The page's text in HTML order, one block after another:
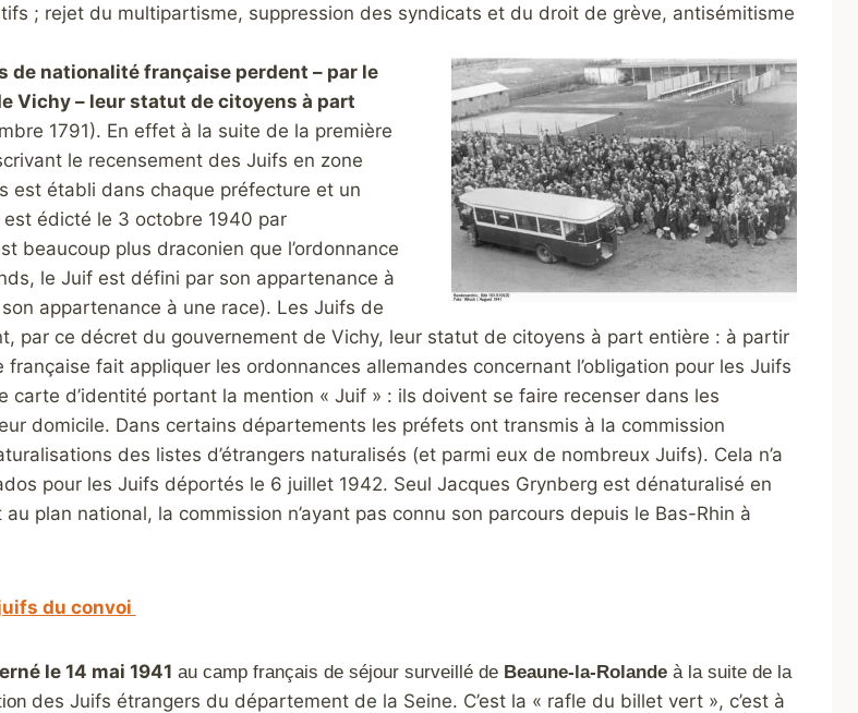
; rejet du multipartisme, suppression des syndicats et du droit de grève, antisémitisme
de nationalité française perdent – par le
Vichy – leur statut de citoyens à part
1791). En effet à la suite de la première
le recensement des Juifs en zone
est établi dans chaque préfecture et un
édicté le 3 octobre 1940 par
beaucoup plus draconien que l’ordonnance
le Juif est défini par son appartenance à
appartenance à une race). Les Juifs de
par ce décret du gouvernement de Vichy, leur statut de citoyens à part entière : à partir
fait appliquer les ordonnances allemandes concernant l’obligation pour les Juifs
carte d’identité portant la mention « Juif » : ils doivent se faire recenser dans les
domicile. Dans certains départements les préfets ont transmis à la commission
des listes d’étrangers naturalisés (et parmi eux de nombreux Juifs). Cela n’a
pour les Juifs déportés le 6 juillet 1942. Seul Jacques Grynberg est dénaturalisé en
plan national, la commission n’ayant pas connu son parcours depuis le Bas-Rhin à
du convoi
le 14 mai 1941 au camp français de séjour surveillé de Beaune-la-Rolandeà la suite de la
des Juifs étrangers du département de la Seine. C’est la « rafle du billet vert », c’est à